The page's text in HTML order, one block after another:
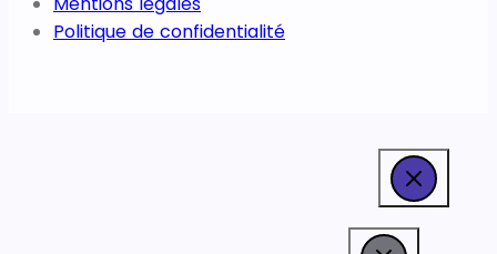
Politique de confidentialité